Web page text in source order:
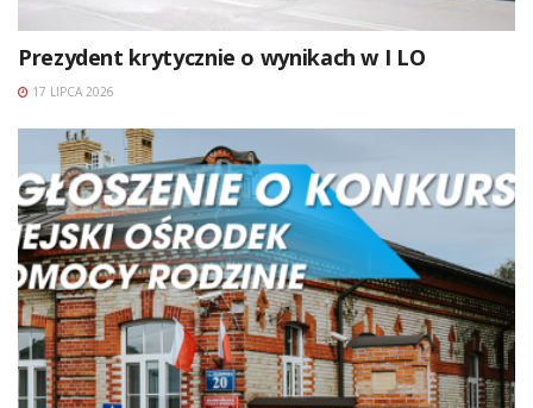
Prezydent krytycznie o wynikach w I LO
17 LIPCA 2026